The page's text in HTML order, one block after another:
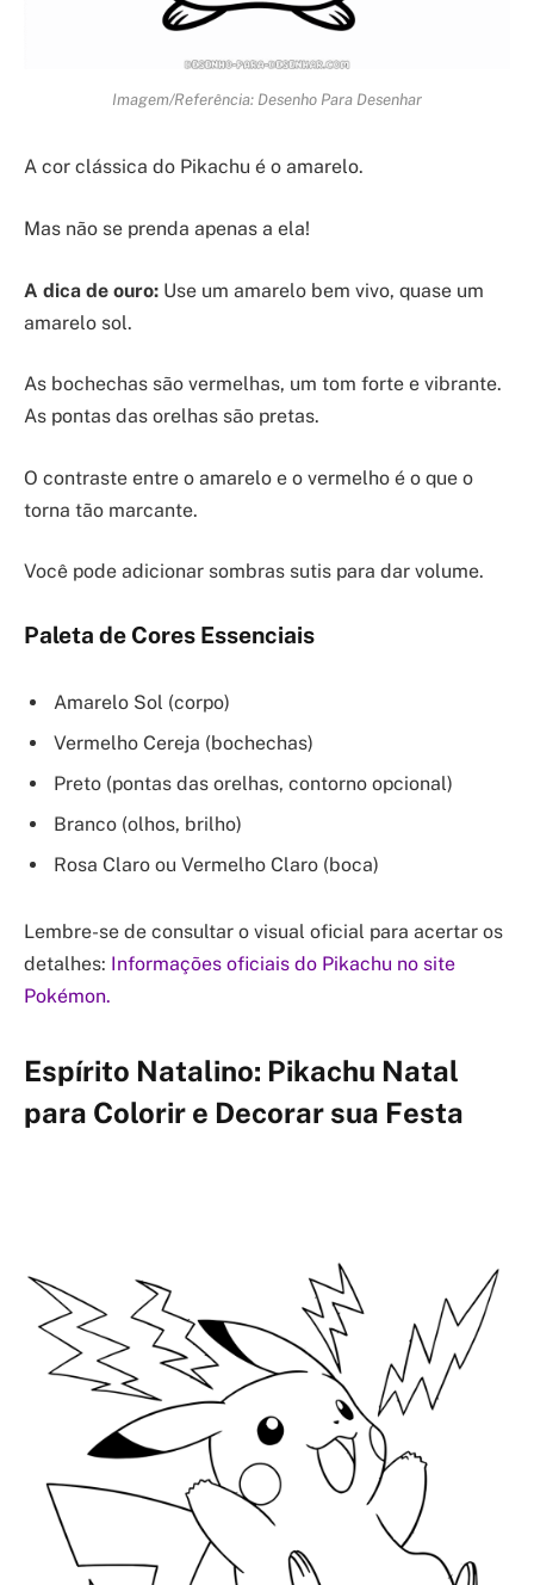
Imagem/Referência: Desenho Para Desenhar
A cor clássica do Pikachu é o amarelo.
Mas não se prenda apenas a ela!
A dica de ouro: Use um amarelo bem vivo, quase um
amarelo sol.
As bochechas são vermelhas, um tom forte e vibrante.
As pontas das orelhas são pretas.
O contraste entre o amarelo e o vermelho é o que o
torna tão marcante.
Você pode adicionar sombras sutis para dar volume.
Paleta de Cores Essenciais
Amarelo Sol (corpo)
Vermelho Cereja (bochechas)
Preto (pontas das orelhas, contorno opcional)
Branco (olhos, brilho)
Rosa Claro ou Vermelho Claro (boca)
Lembre-se de consultar o visual oficial para acertar os
detalhes: Informações oficiais do Pikachu no site
Pokémon.
Espírito Natalino: Pikachu Natal
para Colorir e Decorar sua Festa